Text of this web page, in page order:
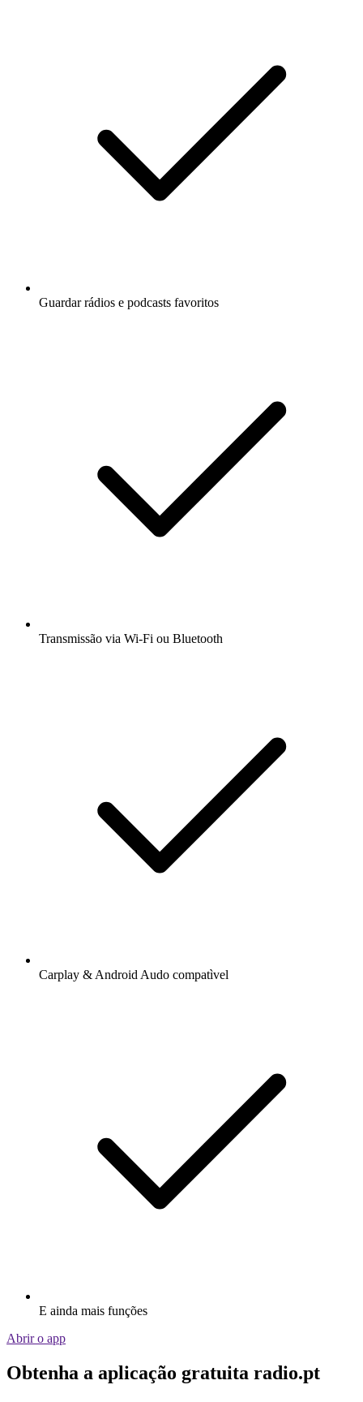
Guardar rádios e podcasts favoritos
Transmissão via Wi-Fi ou Bluetooth
Carplay & Android Audo compatìvel
E ainda mais funções
Abrir o app
Obtenha a aplicação gratuita radio.pt